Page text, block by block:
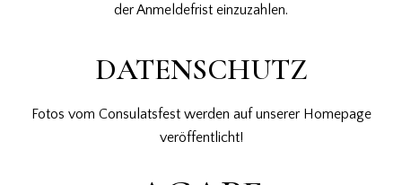
der Anmeldefrist einzuzahlen.
DATENSCHUTZ
Fotos vom Consulatsfest werden auf unserer Homepage
veröffentlicht!